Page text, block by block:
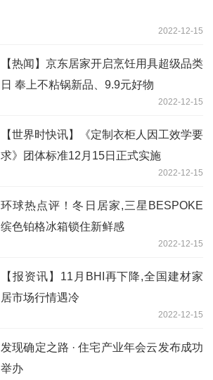
2022-12-15
【热闻】京东居家开启烹饪用具超级品类
日 奉上不粘锅新品、9.9元好物
2022-12-15
【世界时快讯】《定制衣柜人因工效学要
求》团体标准12月15日正式实施
2022-12-15
环球热点评！冬日居家,三星BESPOKE
缤色铂格冰箱锁住新鲜感
2022-12-15
【报资讯】11月BHI再下降,全国建材家
居市场行情遇冷
2022-12-15
发现确定之路 · 住宅产业年会云发布成功
举办